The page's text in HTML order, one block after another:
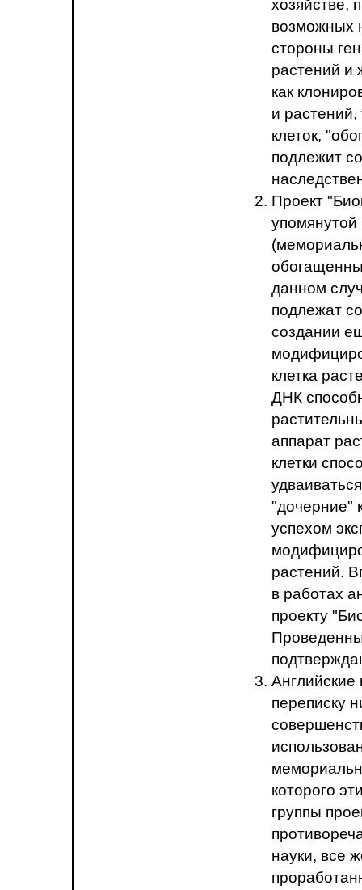
хозяйстве,
возможных
стороны
растений и
как
и
клеток,
подлежит
Проект
данном
подлежат
создании
клетка
ДНК
аппарат
клетки
"дочерние"
успехом
растений.
в работах
проекту
Английские
переписку
которого
группы
науки, все